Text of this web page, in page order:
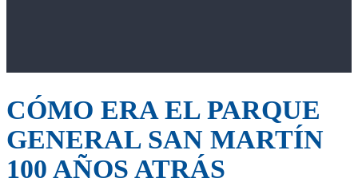
CÓMO ERA EL PARQUE
GENERAL SAN MARTÍN
100 AÑOS ATRÁS